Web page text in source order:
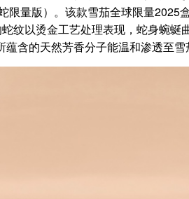
量版）。该款雪茄全球限量2025
纹以烫金工艺处理表现，蛇身蜿
含的天然芳香分子能温和渗透至